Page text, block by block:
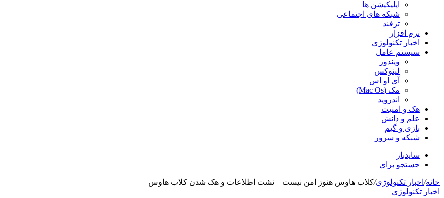
اپلیکیشن ها
شبکه های اجتماعی
ترفند
نرم افزار
اخبار تکنولوژی
سیستم عامل
ویندوز
لینوکس
آی او اس
مک (Mac Os)
اندروید
هک و امنیت
علم و دانش
بازی و گیم
شبکه و سرور
سایدبار
جستجو برای
خانه/ اخبار تکنولوژی/کلاب هاوس هنوز امن نیست – نشت اطلاعات و هک شدن کلاب هاوس
اخبار تکنولوژی